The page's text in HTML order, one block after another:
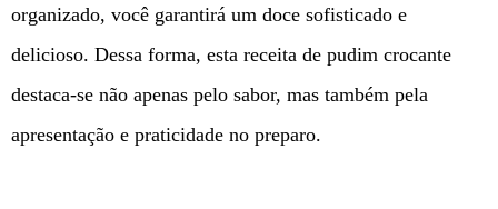
organizado, você garantirá um doce sofisticado e
delicioso. Dessa forma, esta receita de pudim crocante
destaca-se não apenas pelo sabor, mas também pela
apresentação e praticidade no preparo.